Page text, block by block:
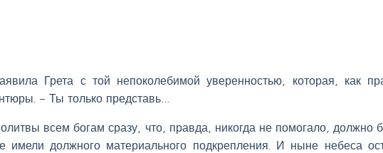
Грета с той непоколебимой уверенностью, которая, как
– Ты только представь…
всем богам сразу, что, правда, никогда не помогало, должно
имели должного материального подкрепления. И ныне небеса